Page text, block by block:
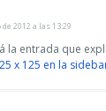
2012 a las 13:29
la entrada que
x 125 en la